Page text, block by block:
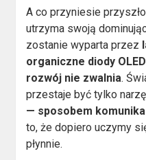
A co przyniesie
utrzyma swoją
zostanie wyparta przez
organiczne diody OLED
rozwój nie zwalnia.
przestaje być tylko
— sposobem
to, że dopiero uczymy
płynnie.